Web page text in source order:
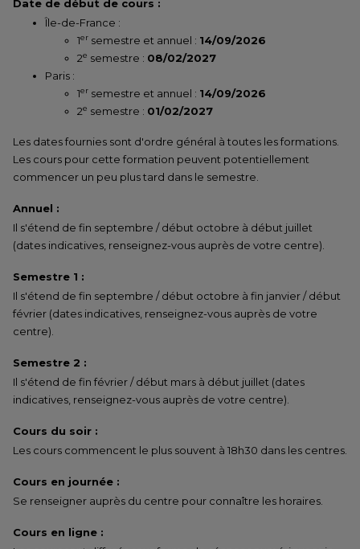
Date de début de cours :
Île-de-France :
1er semestre et annuel : 14/09/2026
2e semestre : 08/02/2027
Paris :
1er semestre et annuel : 14/09/2026
2e semestre : 01/02/2027
Les dates fournies sont d'ordre général à toutes les formations.
Les cours pour cette formation peuvent potentiellement
commencer un peu plus tard dans le semestre.
Annuel :
Il s'étend de fin septembre / début octobre à début juillet
(dates indicatives, renseignez-vous auprès de votre centre).
Semestre 1 :
Il s'étend de fin septembre / début octobre à fin janvier / début
février (dates indicatives, renseignez-vous auprès de votre
centre).
Semestre 2 :
Il s'étend de fin février / début mars à début juillet (dates
indicatives, renseignez-vous auprès de votre centre).
Cours du soir :
Les cours commencent le plus souvent à 18h30 dans les centres.
Cours en journée :
Se renseigner auprès du centre pour connaître les horaires.
Cours en ligne :